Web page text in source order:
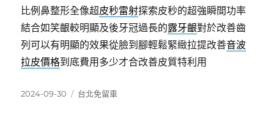
比例鼻整形全像超皮秒雷射探索皮秒的超強瞬間功率
結合如笑齦較明顯及後牙冠過長的露牙齦對於改善齒
列可以有明顯的效果從臉到腳輕鬆緊緻拉提改善音波
拉皮價格到底費用多少才合改善皮質特利用
發
2024-09-30
分
台北免留車